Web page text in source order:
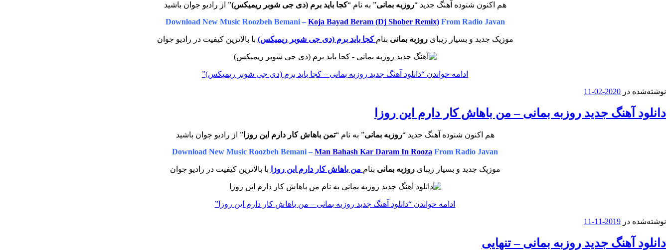
هم اکنون شنوده آهنگ جدید “روزبه بمانی” به نام “کجا باید برم (دی جی شوبر ریمیکس)” از رادیو جوان باشید
Download New Music Roozbeh Bemani – Koja Bayad Beram (Dj Shober Remix)From Radio Javan
موزیک جدید و بسیار زیبای روزبه بمانی بنام کجا باید برم (دی جی شوبر ریمیکس) با بالاترین کیفیت در رادیو جوان
ادامه خواندن “دانلود آهنگ جدید روزبه بمانی – کجا باید برم (دی جی شوبر ریمیکس)”
نوشته‌شده در 2020-02-11
دانلود آهنگ جدید روزبه بمانی – من باهاش کار دارم این روزا
هم اکنون شنوده آهنگ جدید “روزبه بمانی” به نام “تمن باهاش کار دارم این روزا” از رادیو جوان باشید
Download New Music Roozbeh Bemani – Man Bahash Kar Daram In Rooza From Radio Javan
موزیک جدید و بسیار زیبای روزبه بمانی بنام من باهاش کار دارم این روزا با بالاترین کیفیت در رادیو جوان
ادامه خواندن “دانلود آهنگ جدید روزبه بمانی – من باهاش کار دارم این روزا”
نوشته‌شده در 2019-11-11
دانلود آهنگ جدید روزبه بمانی – تنهایی